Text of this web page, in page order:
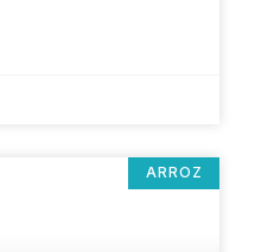
ARROZ